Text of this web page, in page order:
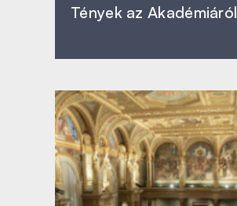
Tények az Akadémiáról